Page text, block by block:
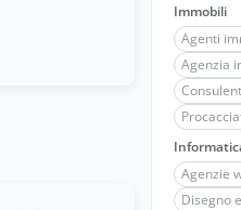
Immobili
Agenti
Agenzia
Agenzie
Disegno